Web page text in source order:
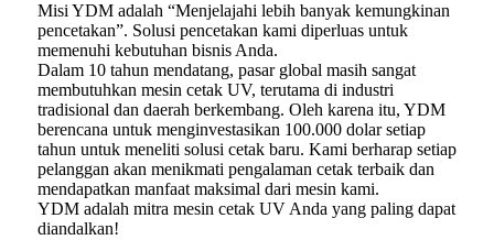
Misi YDM adalah “Menjelajahi lebih banyak kemungkinan
pencetakan”. Solusi pencetakan kami diperluas untuk
memenuhi kebutuhan bisnis Anda.
Dalam 10 tahun mendatang, pasar global masih sangat
membutuhkan mesin cetak UV, terutama di industri
tradisional dan daerah berkembang. Oleh karena itu, YDM
berencana untuk menginvestasikan 100.000 dolar setiap
tahun untuk meneliti solusi cetak baru. Kami berharap setiap
pelanggan akan menikmati pengalaman cetak terbaik dan
mendapatkan manfaat maksimal dari mesin kami.
YDM adalah mitra mesin cetak UV Anda yang paling dapat
diandalkan!